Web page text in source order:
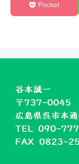
Pocket